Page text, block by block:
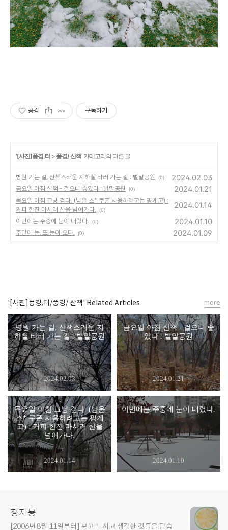
공감 구독하기
'[사진]풍경,터 > 풍경/ 산책' 카테고리의 다른 글
병원 가는 길, 산책스러운 지하철 타러 가는 길 : 벌말공원 (0) 2024.02.03
금요일 아침 산책 - 걸으니 좋았다 : 벌말공원 (0) 2024.01.21
목요일 아침 그냥 걷다. (남은 스* 쿠폰 사용하려고는 핑게고) :
커피 한잔 마시러 산을 넘어가다.
(0)
2024.01.14
이번에는 주중에 눈이 내렸다. (0) 2024.01.10
주말에 눈, 또 눈이 오다. (0) 2024.01.09
'[사진]풍경,터/풍경/ 산책' Related Articles
병원 가는 길, 산책스러운 지
하철 타러 가는 길 : 벌말공원
2024.02.03
금요일 아침 산책 - 걸으니 좋
았다 : 벌말공원
2024.01.21
목요일 아침 그냥 걷다. (남은
스* 쿠폰 사용하려고는 핑게
고) : 커피 한잔 마시러 산을
넘어가다.
2024.01.14
이번에는 주중에 눈이 내렸다.
2024.01.10
more
청자몽
[2006년 8월 11일부터] 보고 느끼고 생각한 것들을 담습